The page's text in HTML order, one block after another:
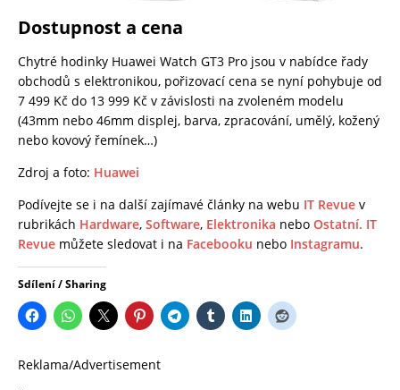
Dostupnost a cena
Chytré hodinky Huawei Watch GT3 Pro jsou v nabídce řady
obchodů s elektronikou, pořizovací cena se nyní pohybuje od
7 499 Kč do 13 999 Kč v závislosti na zvoleném modelu
(43mm nebo 46mm displej, barva, zpracování, umělý, kožený
nebo kovový řemínek…)
Zdroj a foto: Huawei
Podívejte se i na další zajímavé články na webu IT Revue v
rubrikách Hardware, Software, Elektronika nebo Ostatní. IT
Revue můžete sledovat i na Facebooku nebo Instagramu.
Sdílení / Sharing
Reklama/Advertisement